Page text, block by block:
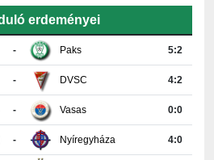
- Paks
DVSC 4:2
Vasas 0:0
Nyíregyháza 4:0
MTK 3:3